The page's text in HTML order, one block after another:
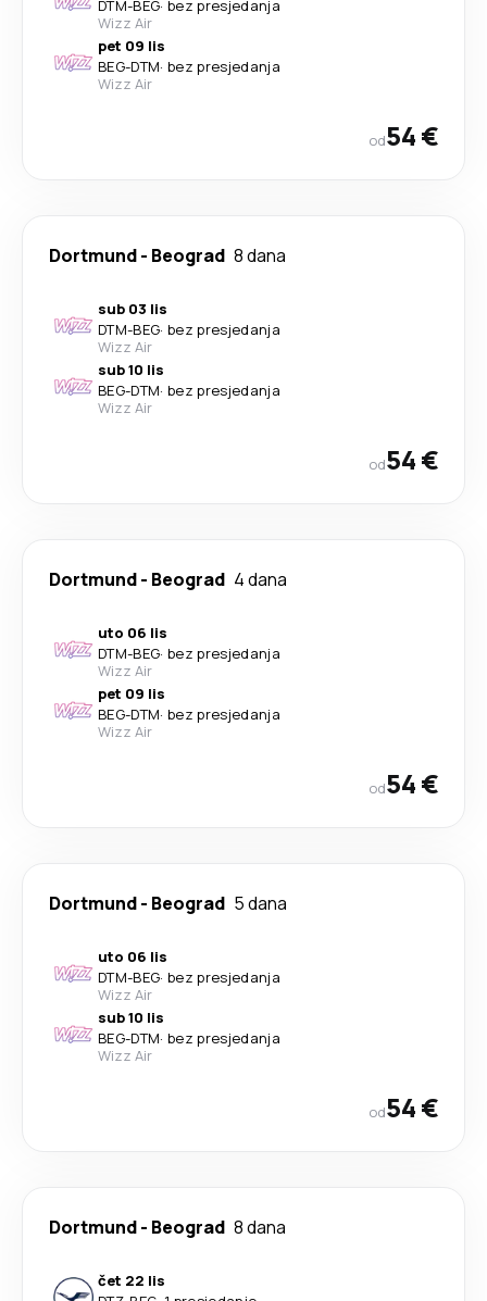
DTM-BEG· bez presjedanja
Wizz Air
pet 09 lis
BEG-DTM· bez presjedanja
Wizz Air
od54 €
Dortmund- Beograd 8 dana
sub 03 lis
DTM-BEG· bez presjedanja
Wizz Air
sub 10 lis
BEG-DTM· bez presjedanja
Wizz Air
od54 €
Dortmund- Beograd 4 dana
uto 06 lis
DTM-BEG· bez presjedanja
Wizz Air
pet 09 lis
BEG-DTM· bez presjedanja
Wizz Air
od54 €
Dortmund- Beograd 5 dana
uto 06 lis
DTM-BEG· bez presjedanja
Wizz Air
sub 10 lis
BEG-DTM· bez presjedanja
Wizz Air
od54 €
Dortmund- Beograd 8 dana
čet 22 lis